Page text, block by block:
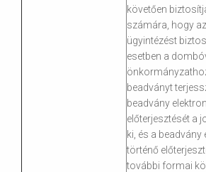
követően
számára, hogy
ügyintézést
esetben a
beadványt
beadvány
előterjesztését a
ki, és a
történő
további formai